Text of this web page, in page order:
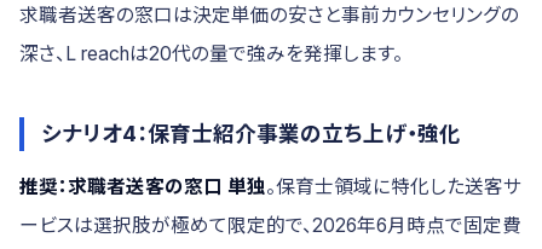
求職者送客の窓口は決定単価の安さと事前カウンセリングの
深さ、L reachは20代の量で強みを発揮します。
シナリオ4：保育士紹介事業の立ち上げ・強化
推奨：求職者送客の窓口 単独。保育士領域に特化した送客サ
ービスは選択肢が極めて限定的で、2026年6月時点で固定費